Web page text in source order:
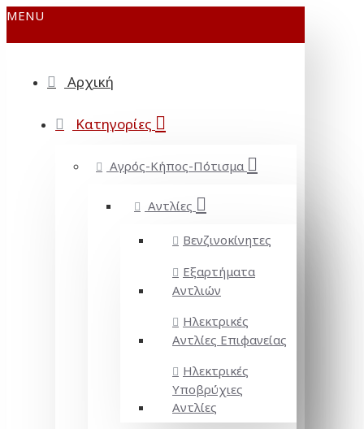
MENU
Αρχική
Κατηγορίες
Αγρός-Κήπος-Πότισμα
Αντλίες
Βενζινοκίνητες
Εξαρτήματα
Αντλιών
Ηλεκτρικές
Αντλίες Επιφανείας
Ηλεκτρικές
Υποβρύχιες
Αντλίες